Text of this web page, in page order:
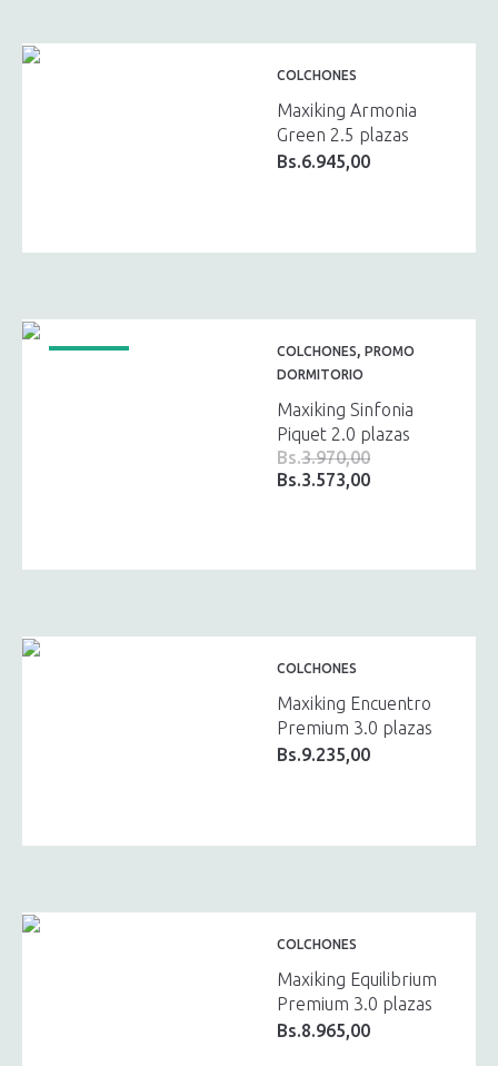
COLCHONES
Maxiking Armonia
Green 2.5 plazas
Bs.6.945,00
COLCHONES, PROMO
DORMITORIO
Maxiking Sinfonia
Piquet 2.0 plazas
Bs.3.970,00
El
Bs.3.970,00.
Bs.3.573,00El
Bs.3.573,00.
COLCHONES
Maxiking Encuentro
Premium 3.0 plazas
Bs.9.235,00
COLCHONES
Maxiking Equilibrium
Premium 3.0 plazas
Bs.8.965,00